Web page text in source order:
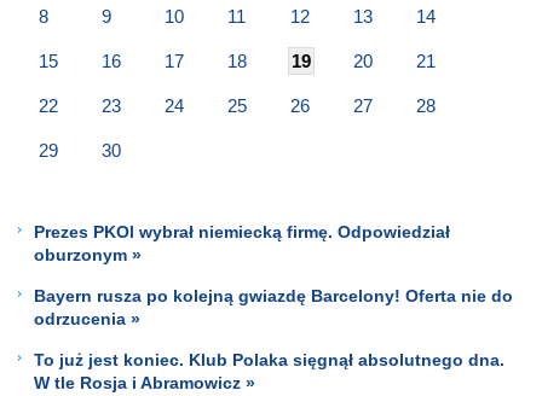
8 9 10 11 12 13 14
15 16 17 18 19 20 21
22 23 24 25 26 27 28
29 30
Prezes PKOl wybrał niemiecką firmę. Odpowiedział
oburzonym »
Bayern rusza po kolejną gwiazdę Barcelony! Oferta nie do
odrzucenia »
To już jest koniec. Klub Polaka sięgnął absolutnego dna.
W tle Rosja i Abramowicz »